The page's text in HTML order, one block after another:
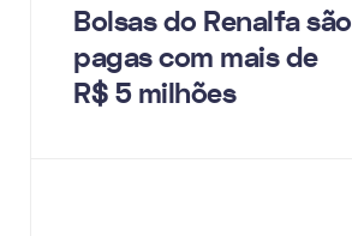
Bolsas do Renalfa são
pagas com mais de
R$ 5 milhões